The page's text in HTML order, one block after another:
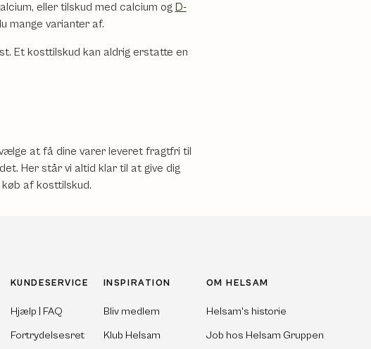
eller tilskud med calcium og D-
mange varianter af.
Et kosttilskud kan aldrig erstatte en
at få dine varer leveret fragtfri til
Her står vi altid klar til at give dig
af kosttilskud.
KUNDESERVICE
Hjælp | FAQ
Fortrydelsesret
INSPIRATION
Bliv medlem
Klub Helsam
OM HELSAM
Helsam's historie
Job hos Helsam Gruppen